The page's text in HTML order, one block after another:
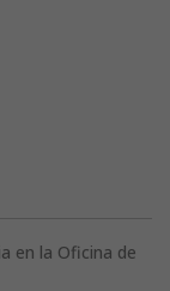
en la Oficina de